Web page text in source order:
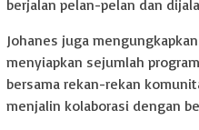
berjalan pelan-pelan dan
Johanes juga
menyiapkan sejumlah
bersama rekan-rekan
menjalin kolaborasi dengan